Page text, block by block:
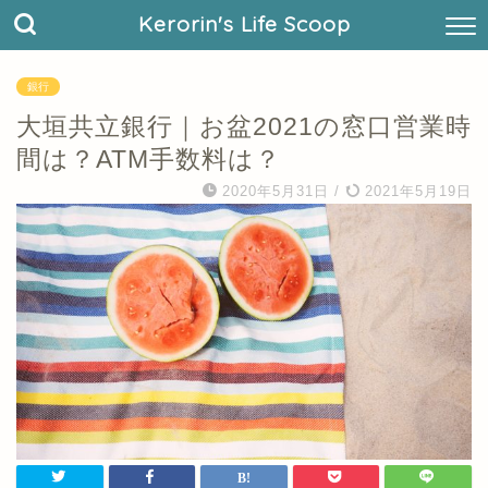
Kerorin's Life Scoop
銀行
大垣共立銀行｜お盆2021の窓口営業時
間は？ATM手数料は？
2020年5月31日 / 2021年5月19日